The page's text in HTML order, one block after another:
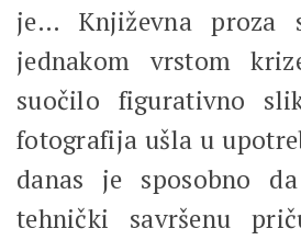
je… Književna proza
jednakom vrstom
suočilo figurativno
fotografija ušla u
danas je sposobno
tehnički savršenu